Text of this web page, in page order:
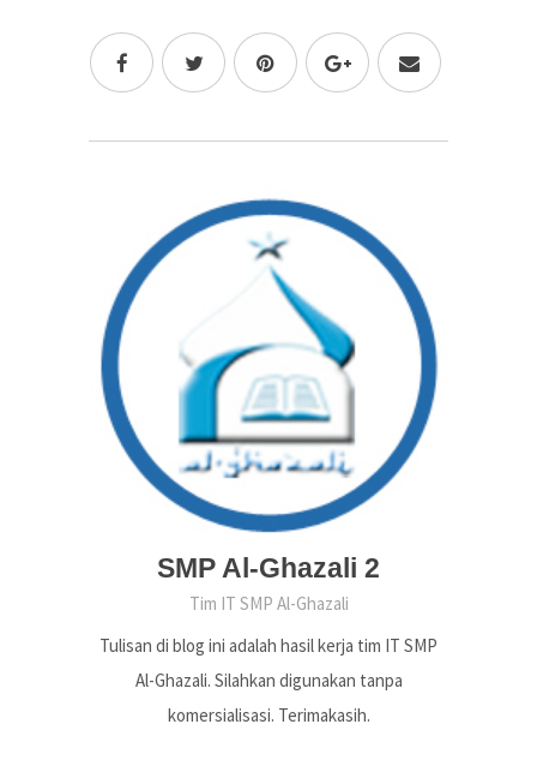
SMP Al-Ghazali 2
Tim IT SMP Al-Ghazali
Tulisan di blog ini adalah hasil kerja tim IT SMP
Al-Ghazali. Silahkan digunakan tanpa
komersialisasi. Terimakasih.